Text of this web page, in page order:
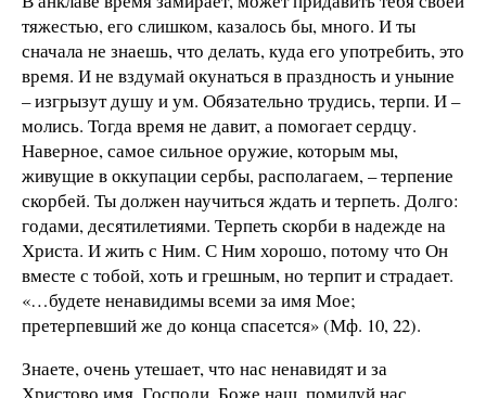
тяжестью, его слишком, казалось бы, много. И ты
сначала не знаешь, что делать, куда его употребить, это
время. И не вздумай окунаться в праздность и уныние
– изгрызут душу и ум. Обязательно трудись, терпи. И –
молись. Тогда время не давит, а помогает сердцу.
Наверное, самое сильное оружие, которым мы,
живущие в оккупации сербы, располагаем, – терпение
скорбей. Ты должен научиться ждать и терпеть. Долго:
годами, десятилетиями. Терпеть скорби в надежде на
Христа. И жить с Ним. С Ним хорошо, потому что Он
вместе с тобой, хоть и грешным, но терпит и страдает.
«…будете ненавидимы всеми за имя Мое;
претерпевший же до конца спасется» (Мф. 10, 22).
Знаете, очень утешает, что нас ненавидят и за